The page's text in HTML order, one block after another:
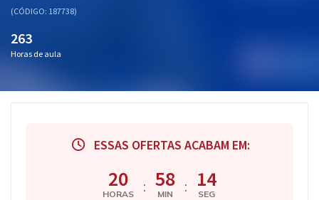
(CÓDIGO: 187738)
263
Horas de aula
ESSAS OFERTAS ACABAM EM:
20
HORAS : 58
MIN : 13
SEG